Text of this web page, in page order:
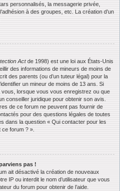
personnalisés, la messagerie privée,
à des groupes, etc. La création d’un
Actde 1998) est une loi aux États-Unis
des informations de mineurs de moins de
des parents (ou d’un tuteur légal) pour la
un mineur de moins de 13 ans. Si
vous, lorsque vous vous enregistrez ou que
conseiller juridique pour obtenir son avis.
de ce forum ne peuvent pas fournir de
pour des questions légales de toutes
dans la question « Qui contacter pour les
forum ? ».
pas !
ait désactivé la création de nouveaux
IP ou interdit le nom d’utilisateur que vous
du forum pour obtenir de l’aide.